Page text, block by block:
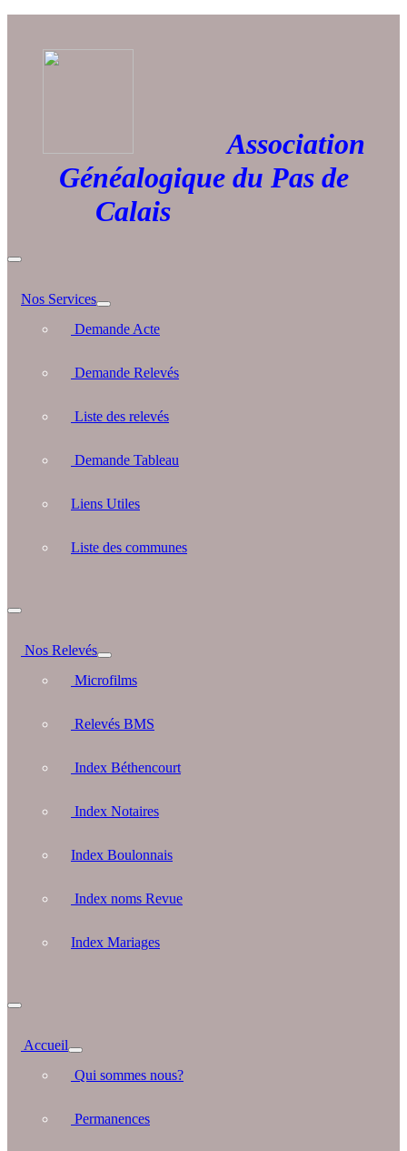
Association
Généalogique du Pas de
Calais
Nos Services
Demande Acte
Demande Relevés
Liste des relevés
Demande Tableau
Liens Utiles
Liste des communes
Nos Relevés
Microfilms
Relevés BMS
Index Béthencourt
Index Notaires
Index Boulonnais
Index noms Revue
Index Mariages
Accueil
Qui sommes nous?
Permanences